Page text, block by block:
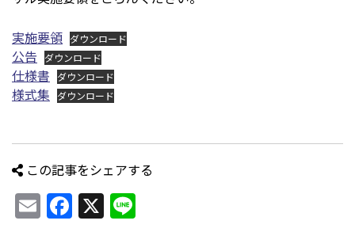
実施要領 ダウンロード
公告 ダウンロード
仕様書 ダウンロード
様式集 ダウンロード
この記事をシェアする
EmailFacebook
X